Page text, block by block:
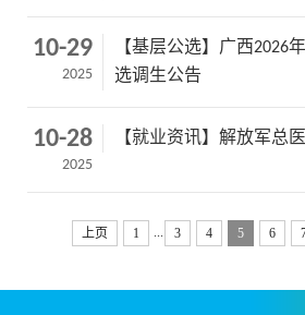
10-29
2025
【基层公选】广西2026
选调生公告
10-28
2025
【就业资讯】解放军总
上页 1 ... 3 4 5 6